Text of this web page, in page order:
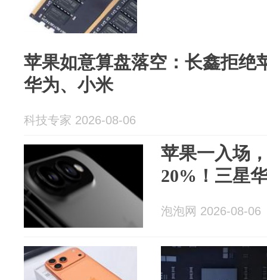
苹果如意算盘落空：长鑫拒绝
华为、小米
科技专家 2026-08-06
苹果一入场
20%！三星
泡泡网 2026-08-06